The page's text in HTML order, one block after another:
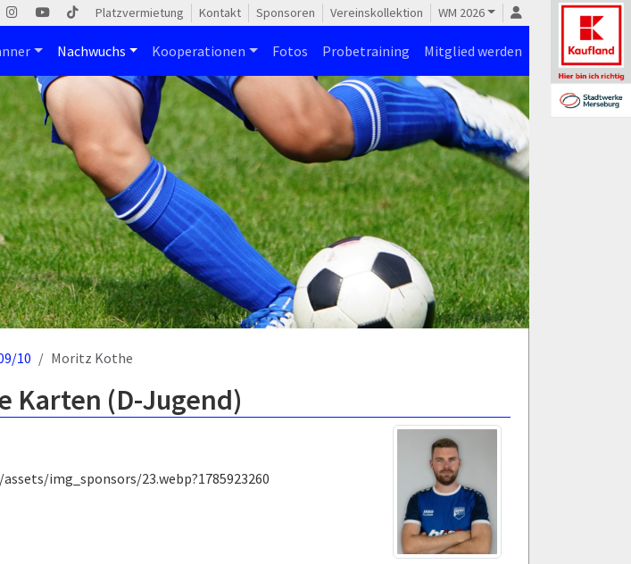
Platzvermietung Kontakt Sponsoren Vereinskollektion WM 2026
Nachwuchs Kooperationen Fotos Probetraining Mitglied werden
10 Moritz Kothe
Karten (D-Jugend)
img_sponsors/23.webp?1785923260